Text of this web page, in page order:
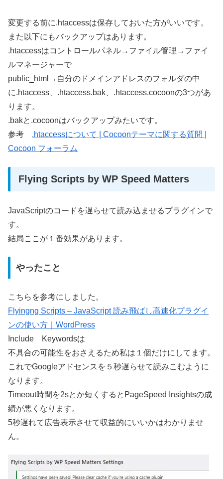
変更する前に.htaccessは保存しておいた方がいいです。
また以下にもバックアップはあります。
.htaccessはコントロールパネル→ファイル管理→ファイ
ルマネージャーで
public_html→自分のドメインアドレスのフォルダの中
に.htaccess、.htaccess.bak、.htaccess.cocoonの3つがあ
ります。
.bakと.cocoonはバックアップみたいです。
参考 .htaccessについて | Cocoonテーマに関する質問 |
Cocoon フォーラム
Flying Scripts by WP Speed Matters
JavaScriptのコードを遅らせて読み込ませるプラグインで
す。
結局ここが１番効果があります。
やったこと
こちらを参考にしました。
Flyingng Scripts – JavaScript 読み飛ばし高速化プラグイ
ンの使い方｜WordPress
Include Keywordsは
不具合の可能性をおさえるため私は１個だけにしてます。
これでGoogleアドセンスを５秒遅らせて読みこむように
なります。
Timeout時間を2sとか短くするとPageSpeed Insightsの成
績が悪くなります。
5秒遅れて広告表示させて収益的にいいかはわかりませ
ん。